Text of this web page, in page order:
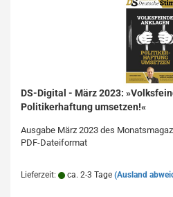
DS-Digital - März 2023:
Politikerhaftung umsetzen!«
Ausgabe März 2023 des
PDF-Dateiformat
Lieferzeit: ca. 2-3 Tage (Ausland